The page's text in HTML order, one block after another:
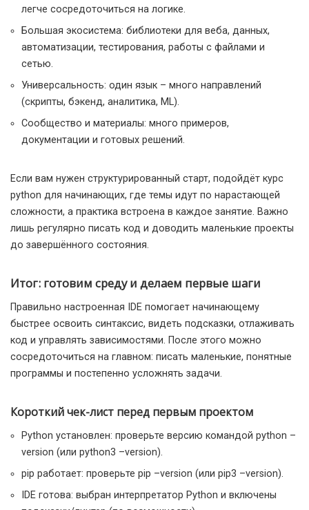
легче сосредоточиться на логике.
Большая экосистема: библиотеки для веба, данных,
автоматизации, тестирования, работы с файлами и
сетью.
Универсальность: один язык – много направлений
(скрипты, бэкенд, аналитика, ML).
Сообщество и материалы: много примеров,
документации и готовых решений.
Если вам нужен структурированный старт, подойдёт курс
python для начинающих, где темы идут по нарастающей
сложности, а практика встроена в каждое занятие. Важно
лишь регулярно писать код и доводить маленькие проекты
до завершённого состояния.
Итог: готовим среду и делаем первые шаги
Правильно настроенная IDE помогает начинающему
быстрее освоить синтаксис, видеть подсказки, отлаживать
код и управлять зависимостями. После этого можно
сосредоточиться на главном: писать маленькие, понятные
программы и постепенно усложнять задачи.
Короткий чек-лист перед первым проектом
Python установлен: проверьте версию командой python –
version (или python3 –version).
pip работает: проверьте pip –version (или pip3 –version).
IDE готова: выбран интерпретатор Python и включены